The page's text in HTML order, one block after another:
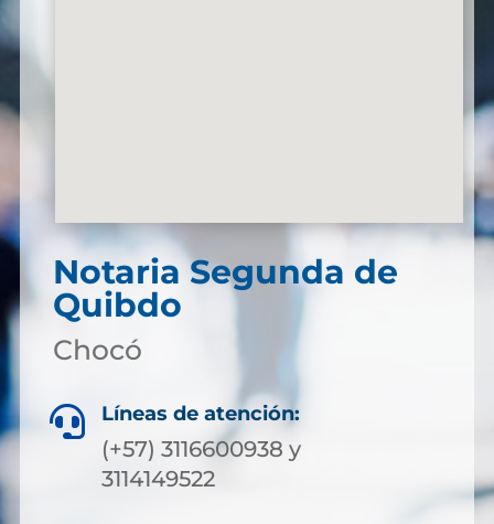
Notaria Segunda de
Quibdo
Chocó
 Líneas de atención:
(+57) 3116600938 y
3114149522